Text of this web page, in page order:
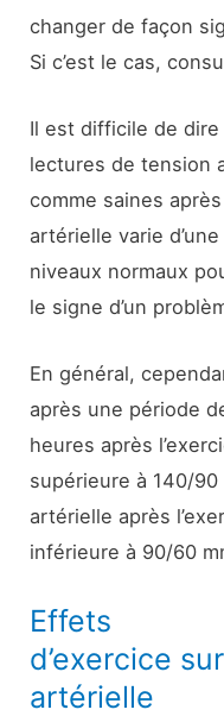
changer de façon
Si c’est le cas,
Il est difficile de
lectures de tension
comme saines
artérielle varie
niveaux normaux
le signe d’un
En général,
après une période
heures après
supérieure à 140/90
artérielle après
inférieure à 90/60
Effets
d’exercice
artérielle